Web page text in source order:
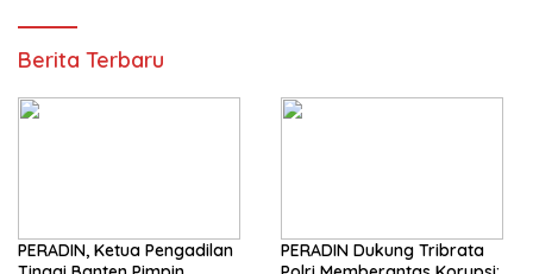
Berita Terbaru
PERADIN, Ketua Pengadilan
PERADIN Dukung Tribrata